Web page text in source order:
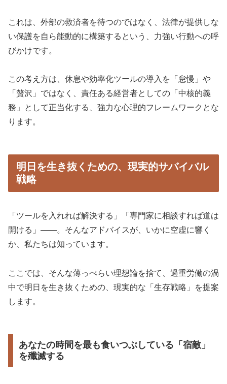
これは、外部の救済者を待つのではなく、法律が提供しな
い保護を自ら能動的に構築するという、力強い行動への呼
びかけです。
この考え方は、休息や効率化ツールの導入を「怠慢」や
「贅沢」ではなく、責任ある経営者としての「中核的義
務」として正当化する、強力な心理的フレームワークとな
ります。
明日を生き抜くための、現実的サバイバル
戦略
「ツールを入れれば解決する」「専門家に相談すれば道は
開ける」――。そんなアドバイスが、いかに空虚に響く
か、私たちは知っています。
ここでは、そんな薄っぺらい理想論を捨て、過重労働の渦
中で明日を生き抜くための、現実的な「生存戦略」を提案
します。
あなたの時間を最も食いつぶしている「宿敵」
を殲滅する